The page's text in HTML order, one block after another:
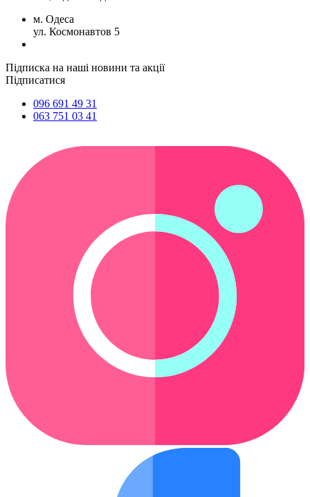
м. Одеса
ул. Космонавтов 5
Підписка на наші новини та акції
Підписатися
096 691 49 31
063 751 03 41